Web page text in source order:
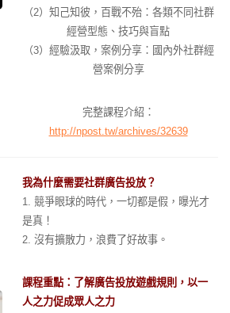
（2）知己知彼，百戰不殆：各類不同社群
經營型態、技巧與盲點
（3）經驗汲取，案例分享：國內外社群經
營案例分享
完整課程介紹：
http://npost.tw/archives/32639
我為什麼需要社群廣告投放？
1. 競爭眼球的時代，一切都是假，曝光才
是真！
2. 沒有擴散力，浪費了好故事。
課程重點：了解廣告投放遊戲規則，以一
人之力促成眾人之力